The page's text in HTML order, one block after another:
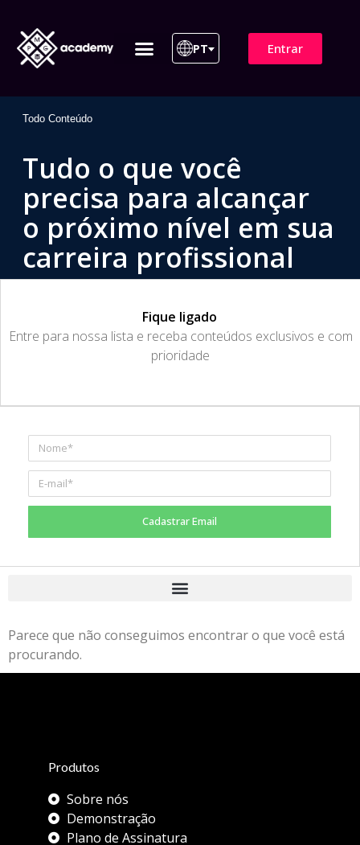
PT Entrar
Todo Conteúdo
Tudo o que você
precisa para alcançar
o próximo nível em sua
carreira profissional
Fique ligado
​Entre para nossa lista e receba conteúdos exclusivos e com
prioridade
Cadastrar Email
Parece que não conseguimos encontrar o que você está
procurando.
Produtos
Sobre nós
Demonstração
Plano de Assinatura